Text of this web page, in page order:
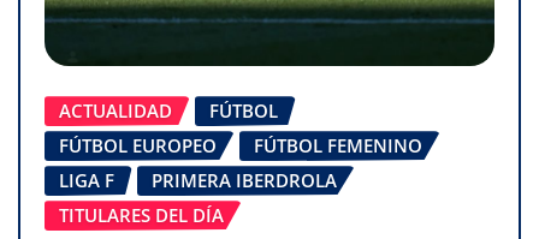
ACTUALIDAD
FÚTBOL
FÚTBOL EUROPEO
FÚTBOL FEMENINO
LIGA F
PRIMERA IBERDROLA
TITULARES DEL DÍA